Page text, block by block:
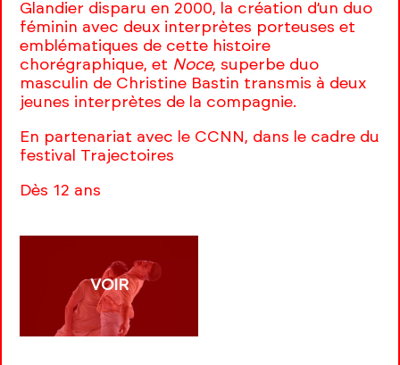
Glandier disparu en 2000, la création d’un duo
féminin avec deux interprètes porteuses et
emblématiques de cette histoire
chorégraphique, et Noce, superbe duo
masculin de Christine Bastin transmis à deux
jeunes interprètes de la compagnie.
En partenariat avec le CCNN, dans le cadre du
festival Trajectoires
Dès 12 ans
VOIR